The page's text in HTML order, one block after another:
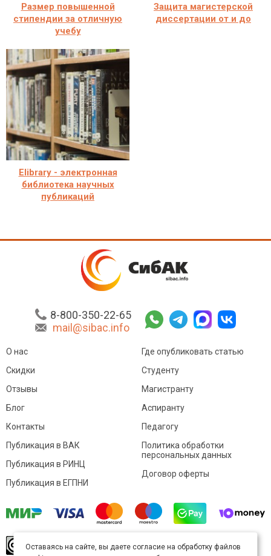
Размер повышенной
стипендии за отличную
учебу
Защита магистерской
диссертации от и до
Elibrary - электронная
библиотека научных
публикаций
8-800-350-22-65
mail@sibac.info
О нас
Скидки
Отзывы
Блог
Контакты
Где опубликовать статью
Студенту
Магистранту
Аспиранту
Педагогу
Публикация в ВАК
Публикация в РИНЦ
Публикация в ЕГПНИ
Политика обработки
персональных данных
Договор оферты
произведение доступно полицензии Creative
Оставаясь на сайте, вы даете согласие на обработку файлов